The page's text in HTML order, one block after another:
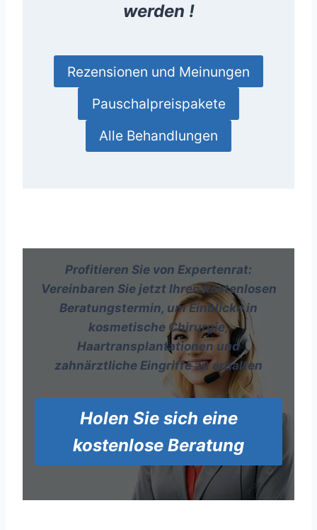
werden !
Rezensionen und Meinungen
Pauschalpreispakete
Alle Behandlungen
Profitieren Sie von Expertenrat:
Vereinbaren Sie jetzt Ihren kostenlosen
Beratungstermin, um Einblicke in
kosmetische Chirurgie,
Haartransplantationen und
zahnärztliche Eingriffe zu erhalten
Holen Sie sich eine
kostenlose Beratung